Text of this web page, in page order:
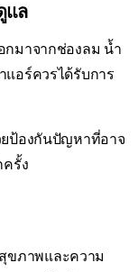
แล
กมาจากช่องลม น้ำ
อร์ควรได้รับการ
ยป้องกันปัญหาที่อาจ
รั้ง
ขภาพและความ